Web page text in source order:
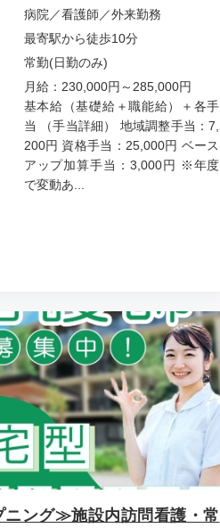
病院／看護師／外来勤務
最寄駅から徒歩10分
常勤(日勤のみ)
月給：230,000円～285,000円
基本給（基礎給＋職能給）＋各手
当 （手当詳細） 地域調整手当：7,
200円 資格手当：25,000円 ベース
アップ加算手当：3,000円 ※年度
で変動あ...
ング≫施設内訪問看護・常